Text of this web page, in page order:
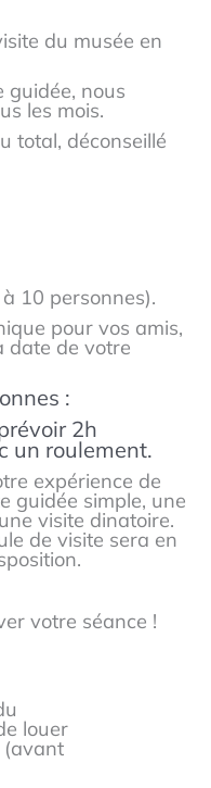
du musée en
guidée, nous
les mois.
total, déconseillé
10 personnes).
pour vos amis,
date de votre
:
2h
un roulement.
expérience de
guidée simple, une
visite dinatoire.
de visite sera en
votre séance !
louer
(avant